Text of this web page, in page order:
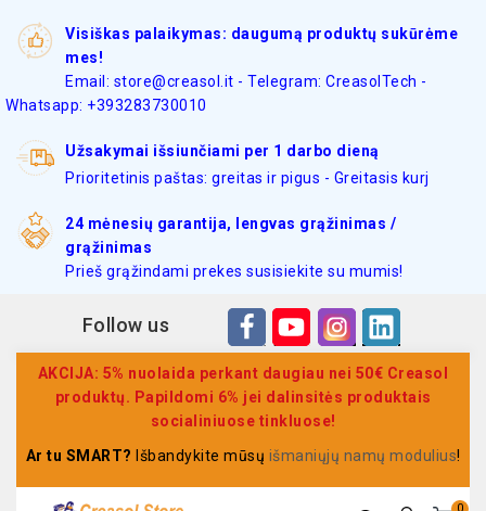
Visiškas palaikymas: daugumą produktų sukūrėme
mes!
Email: store@creasol.it - Telegram: CreasolTech -
Whatsapp: +393283730010
Užsakymai išsiunčiami per 1 darbo dieną
Prioritetinis paštas: greitas ir pigus - Greitasis kurj
24 mėnesių garantija, lengvas grąžinimas /
grąžinimas
Prieš grąžindami prekes susisiekite su mumis!
Follow us
AKCIJA: 5% nuolaida perkant daugiau nei 50€ Creasol
produktų. Papildomi 6% jei dalinsitės produktais
socialiniuose tinkluose!
Ar tu SMART? Išbandykite mūsų išmaniųjų namų modulius!